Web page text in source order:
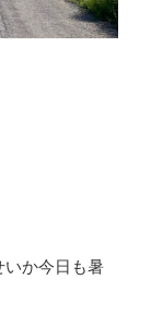
いか今日も暑